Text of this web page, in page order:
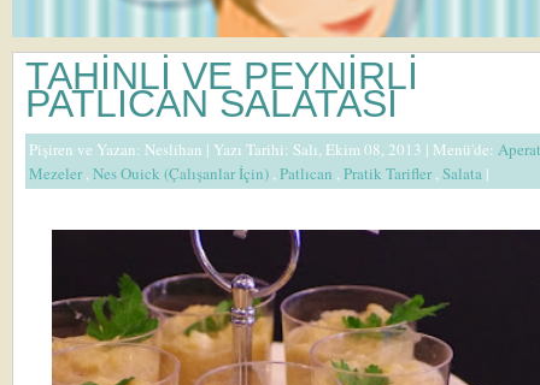
TAHİNLİ VE PEYNİRLİ
PATLICAN SALATASI
Pişiren ve Yazan: Neslihan | Yazı Tarihi: Salı, Ekim 08, 2013 | Menü'de:
Mezeler,Nes Ouick (Çalışanlar İçin) ,Patlıcan ,Pratik Tarifler,Salata |